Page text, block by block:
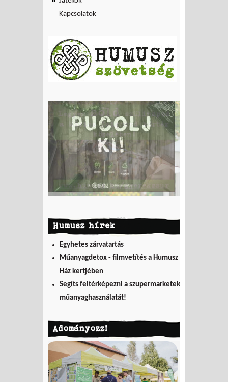
Kapcsolatok
Humusz hírek
Egyhetes zárvatartás
Műanyagdetox - filmvetítés a Humusz
Ház kertjében
Segíts feltérképezni a szupermarketek
műanyaghasználatát!
Adományozz!